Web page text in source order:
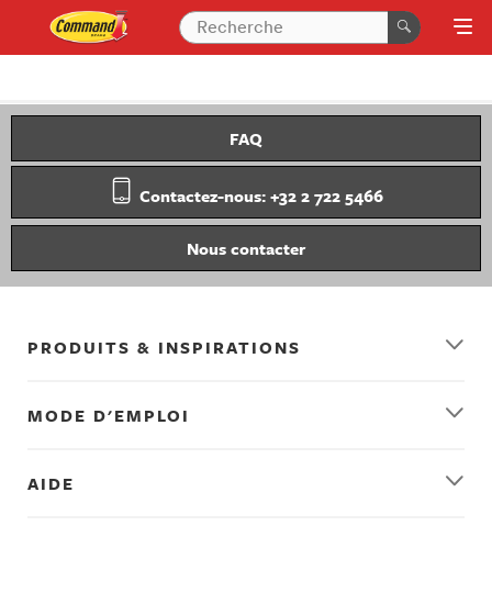
FAQ
Contactez-nous: +32 2 722 5466
Nous contacter
PRODUITS & INSPIRATIONS
MODE D'EMPLOI
AIDE